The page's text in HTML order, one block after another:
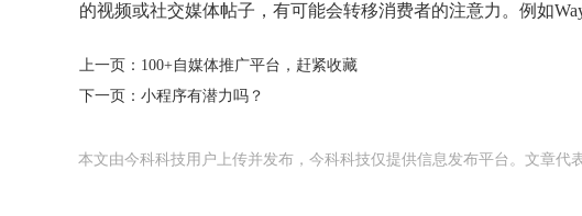
的视频或社交媒体帖子，有可能会转移消费者的注意力。例如
上一页： 100+自媒体推广平台，赶紧收藏
下一页： 小程序有潜力吗？
本文由今科科技用户上传并发布，今科科技仅提供信息发布平台。文章